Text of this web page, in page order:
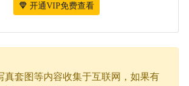
开通VIP免费查看
真套图等内容收集于互联网，如果有